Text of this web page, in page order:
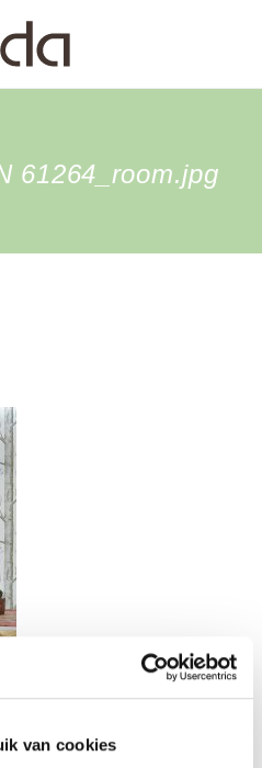
van cookies
61264_room.jpg